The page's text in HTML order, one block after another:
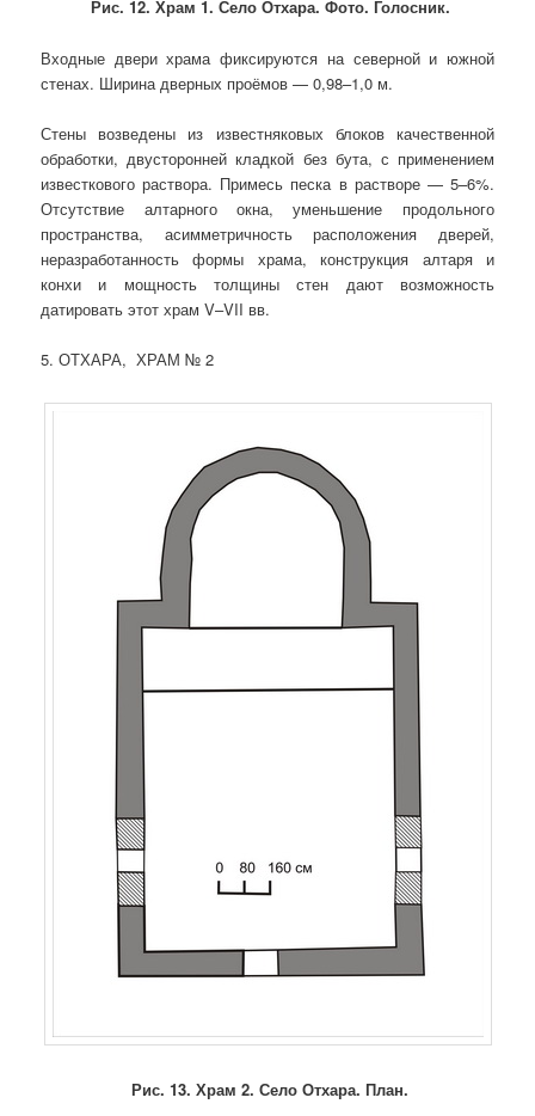
Рис. 12. Храм 1. Село Отхара. Фото. Голосник.
Входные двери храма фиксируются на северной и южной
стенах. Ширина дверных проёмов — 0,98–1,0 м.
Стены возведены из известняковых блоков качественной
обработки, двусторонней кладкой без бута, с применением
известкового раствора. Примесь песка в растворе — 5–6%.
Отсутствие алтарного окна, уменьшение продольного
пространства, асимметричность расположения дверей,
неразработанность формы храма, конструкция алтаря и
конхи и мощность толщины стен дают возможность
датировать этот храм V–VII вв.
5. ОТХАРА, ХРАМ № 2
Рис. 13. Храм 2. Село Отхара. План.